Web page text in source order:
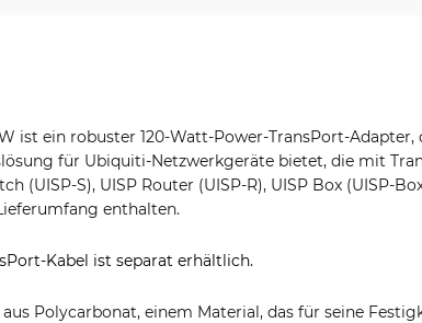
ist ein robuster 120-Watt-Power-TransPort-Adapter,
für Ubiquiti-Netzwerkgeräte bietet, die mit
(UISP-S), UISP Router (UISP-R), UISP Box (UISP-
enthalten.
Kabel ist separat erhältlich.
Polycarbonat, einem Material, das für seine